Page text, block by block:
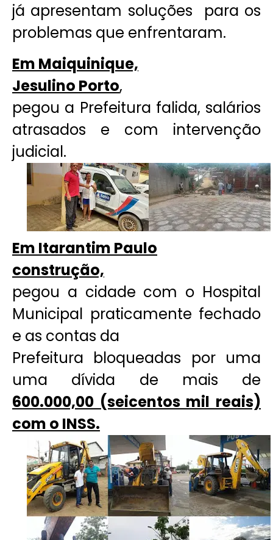
já apresentam soluções para os
problemas que enfrentaram.
Em Maiquinique,
Jesulino Porto,
pegou a Prefeitura falida, salários
atrasados e com intervenção
judicial.
Em Itarantim Paulo
construção,
pegou a cidade com o Hospital
Municipal praticamente fechado
e as contas da
Prefeitura bloqueadas por uma
uma dívida de mais de
600.000,00 (seicentos mil reais)
com o INSS.